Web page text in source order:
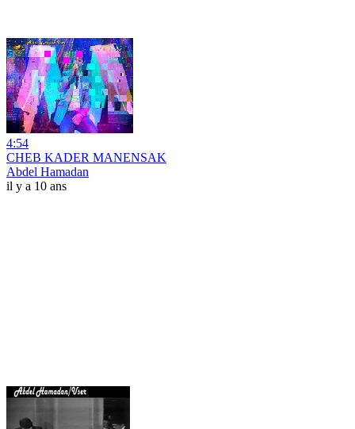
4:54
CHEB KADER MANENSAK
Abdel Hamadan
il y a 10 ans